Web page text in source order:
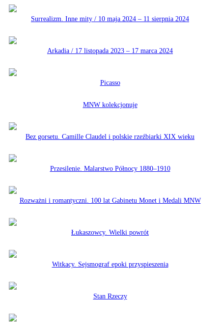
Surrealizm. Inne mity / 10 maja 2024 – 11 sierpnia 2024
Arkadia / 17 listopada 2023 – 17 marca 2024
Picasso
MNW kolekcjonuje
Bez gorsetu. Camille Claudel i polskie rzeźbiarki XIX wieku
Przesilenie. Malarstwo Północy 1880–1910
Rozważni i romantyczni. 100 lat Gabinetu Monet i Medali MNW
Łukaszowcy. Wielki powrót
Witkacy. Sejsmograf epoki przyspieszenia
Stan Rzeczy